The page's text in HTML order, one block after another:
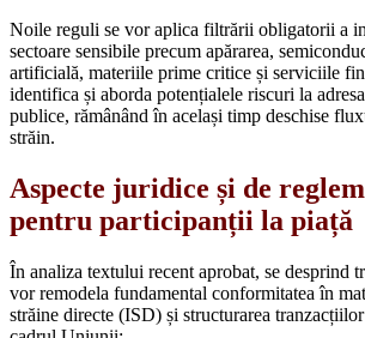
Noile reguli se vor aplica filtrării obligatorii a
sectoare sensibile precum apărarea,
artificială, materiile prime critice și serviciile
identifica și aborda potențialele riscuri la
publice, rămânând în același timp deschise
străin.
Aspecte juridice și de
pentru participanții la piață
În analiza textului recent aprobat, se desprind
vor remodela fundamental conformitatea în
străine directe (ISD) și structurarea